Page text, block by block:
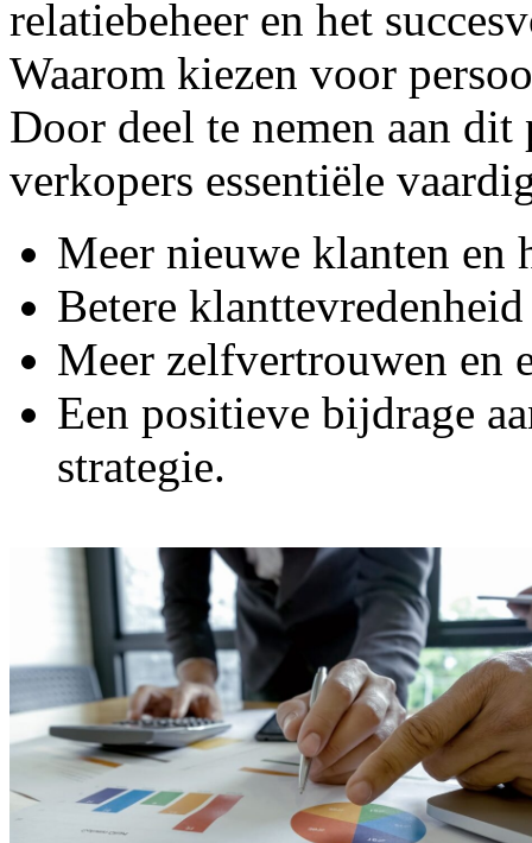
relatiebeheer en het
Waarom kiezen voor
Door deel te nemen aan
verkopers essentiële
Meer nieuwe klanten en
Betere
Meer zelfvertrouwen en
Een positieve bijdrage
strategie.